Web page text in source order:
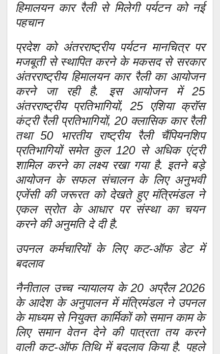
हिमालयन कार रैली से मिलेगी पर्यटन को नई
पहचान
प्रदेश को अंतरराष्ट्रीय पर्यटन मानचित्र पर
मजबूती से स्थापित करने के मकसद से सरकार
अंतरराष्ट्रीय हिमालयन कार रैली का आयोजन
करने जा रही है. इस आयोजन में 25
अंतरराष्ट्रीय प्रतिभागियों, 25 एशिया क्रॉस
कंट्री रैली प्रतिभागियों, 20 क्लासिक कार रैली
तथा 50 भारतीय राष्ट्रीय रैली चैंपियनशिप
प्रतिभागियों समेत कुल 120 से अधिक एंट्री
शामिल करने का लक्ष्य रखा गया है. इतने बड़े
आयोजन के सफल संचालन के लिए अनुभवी
एजेंसी की जरूरत को देखते हुए मंत्रिमंडल ने
एकल स्रोत के आधार पर संस्था का चयन
करने की अनुमति दे दी है.
उपनल कर्मचारियों के लिए कट-ऑफ डेट में
बदलाव
नैनीताल उच्च न्यायालय के 20 अप्रैल 2026
के आदेश के अनुपालन में मंत्रिमंडल ने उपनल
के माध्यम से नियुक्त कार्मिकों को समान काम के
लिए समान वेतन देने की पात्रता तय करने
वाली कट-ऑफ तिथि में बदलाव किया है. पहले